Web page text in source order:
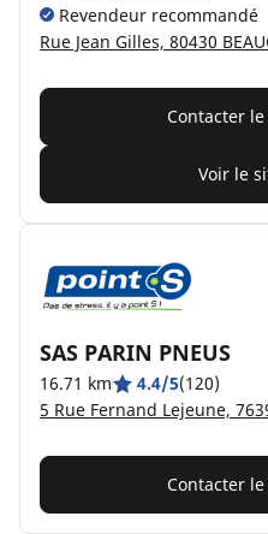
Revendeur recommandé
Rue Jean Gilles, 80430
Contacter
Voir le
SAS PARIN PNEUS
16.71 km 4.4/5(120)
5 Rue Fernand Lejeune,
Contacter